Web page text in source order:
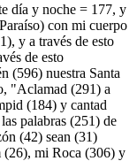
día y noche = 177, y
con mi cuerpo
y a través de esto
de esto
(596) nuestra Santa
"Aclamad (291) a
(184) y cantad
palabras (251) de
(42) sean (31)
(26), mi Roca (306) y